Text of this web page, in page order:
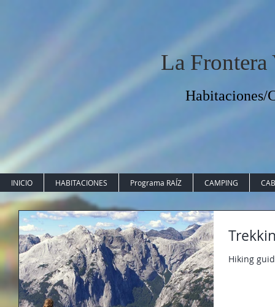
La Frontera
Habitaciones/
INICIO HABITACIONES Programa RAÍZ CAMPING
Hiking